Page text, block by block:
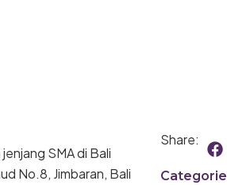
SMA di Bali
No.8, Jimbaran, Bali
Share:
F
a
c